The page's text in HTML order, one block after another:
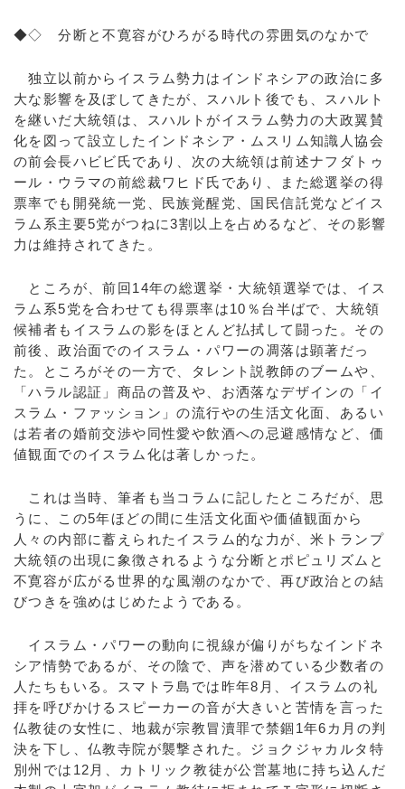
◆◇ 分断と不寛容がひろがる時代の雰囲気のなかで
独立以前からイスラム勢力はインドネシアの政治に多
大な影響を及ぼしてきたが、スハルト後でも、スハルト
を継いだ大統領は、スハルトがイスラム勢力の大政翼賛
化を図って設立したインドネシア・ムスリム知識人協会
の前会長ハビビ氏であり、次の大統領は前述ナフダトゥ
ール・ウラマの前総裁ワヒド氏であり、また総選挙の得
票率でも開発統一党、民族覚醒党、国民信託党などイス
ラム系主要5党がつねに3割以上を占めるなど、その影響
力は維持されてきた。
ところが、前回14年の総選挙・大統領選挙では、イス
ラム系5党を合わせても得票率は10％台半ばで、大統領
候補者もイスラムの影をほとんど払拭して闘った。その
前後、政治面でのイスラム・パワーの凋落は顕著だっ
た。ところがその一方で、タレント説教師のブームや、
「ハラル認証」商品の普及や、お洒落なデザインの「イ
スラム・ファッション」の流行やの生活文化面、あるい
は若者の婚前交渉や同性愛や飲酒への忌避感情など、価
値観面でのイスラム化は著しかった。
これは当時、筆者も当コラムに記したところだが、思
うに、この5年ほどの間に生活文化面や価値観面から
人々の内部に蓄えられたイスラム的な力が、米トランプ
大統領の出現に象徴されるような分断とポピュリズムと
不寛容が広がる世界的な風潮のなかで、再び政治との結
びつきを強めはじめたようである。
イスラム・パワーの動向に視線が偏りがちなインドネ
シア情勢であるが、その陰で、声を潜めている少数者の
人たちもいる。スマトラ島では昨年8月、イスラムの礼
拝を呼びかけるスピーカーの音が大きいと苦情を言った
仏教徒の女性に、地裁が宗教冒瀆罪で禁錮1年6カ月の判
決を下し、仏教寺院が襲撃された。ジョクジャカルタ特
別州では12月、カトリック教徒が公営墓地に持ち込んだ